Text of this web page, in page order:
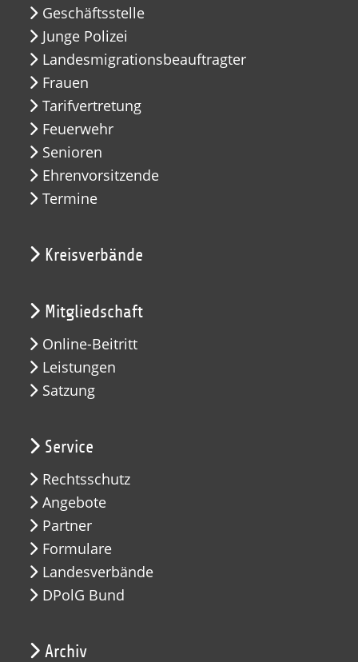
Geschäftsstelle
Junge Polizei
Landesmigrationsbeauftragter
Frauen
Tarifvertretung
Feuerwehr
Senioren
Ehrenvorsitzende
Termine
Kreisverbände
Mitgliedschaft
Online-Beitritt
Leistungen
Satzung
Service
Rechtsschutz
Angebote
Partner
Formulare
Landesverbände
DPolG Bund
Archiv